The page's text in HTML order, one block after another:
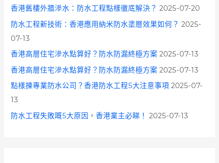
香港舊樓外牆滲水：防水工程點樣徹底解決？ 2025-07-20
防水工程新技術：香港應用納米防水塗層效果如何？ 2025-
07-13
香港高層住宅滲水點算好？防水防漏終極方案 2025-07-13
香港高層住宅滲水點算好？防水防漏終極方案 2025-07-13
點樣揀專業防水公司？香港防水工程5大注意事項 2025-07-
13
防水工程失敗嘅5大原因，香港業主必睇！
2025-07-13